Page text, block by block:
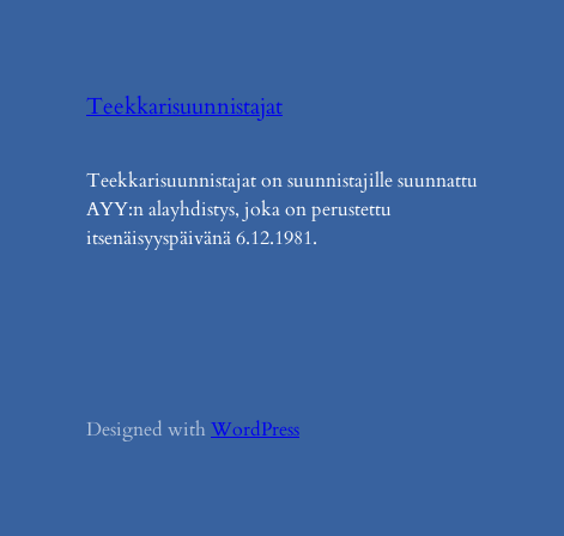
Teekkarisuunnistajat
Teekkarisuunnistajat on suunnistajille suunnattu
AYY:n alayhdistys, joka on perustettu
itsenäisyyspäivänä 6.12.1981.
Designed with WordPress